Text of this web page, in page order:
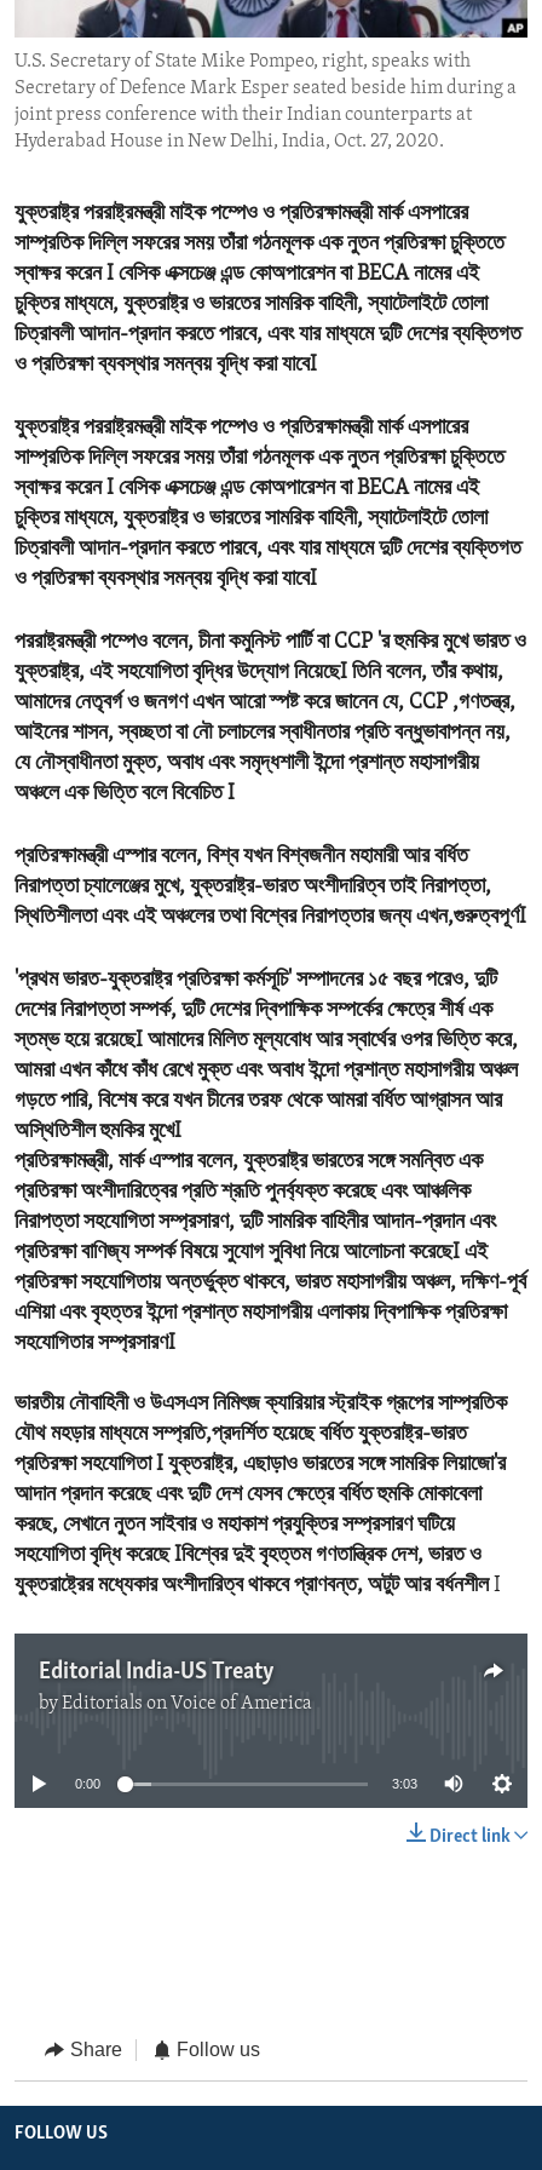
ENVIRONMENT AND HEALTH
IDEALS AND INSTITUTIONS
U.S. Secretary of State Mike Pompeo, right, speaks with
Secretary of Defence Mark Esper seated beside him during a
joint press conference with their Indian counterparts at
Hyderabad House in New Delhi, India, Oct. 27, 2020.
যুক্তরাষ্ট্র পররাষ্ট্রমন্ত্রী মাইক পম্পেও ও প্রতিরক্ষামন্ত্রী মার্ক এসপারের
সাম্প্রতিক দিল্লি সফরের সময় তাঁরা গঠনমূলক এক নুতন প্রতিরক্ষা চুক্তিতে
স্বাক্ষর করেন I বেসিক এক্সচেঞ্জ এন্ড কোঅপারেশন বা BECA নামের এই
চুক্তির মাধ্যমে, যুক্তরাষ্ট্র ও ভারতের সামরিক বাহিনী, স্যাটেলাইটে তোলা
চিত্রাবলী আদান-প্রদান করতে পারবে, এবং যার মাধ্যমে দুটি দেশের ব্যক্তিগত
ও প্রতিরক্ষা ব্যবস্থার সমন্বয় বৃদ্ধি করা যাবেI
যুক্তরাষ্ট্র পররাষ্ট্রমন্ত্রী মাইক পম্পেও ও প্রতিরক্ষামন্ত্রী মার্ক এসপারের
সাম্প্রতিক দিল্লি সফরের সময় তাঁরা গঠনমূলক এক নুতন প্রতিরক্ষা চুক্তিতে
স্বাক্ষর করেনI বেসিক এক্সচেঞ্জ এন্ড কোঅপারেশন বা BECA নামের এই
চুক্তির মাধ্যমে, যুক্তরাষ্ট্র ও ভারতের সামরিক বাহিনী, স্যাটেলাইটে তোলা
চিত্রাবলী আদান-প্রদান করতে পারবে, এবং যার মাধ্যমে দুটি দেশের ব্যক্তিগত
ও প্রতিরক্ষা ব্যবস্থার সমন্বয় বৃদ্ধি করা যাবেI
পররাষ্ট্রমন্ত্রী পম্পেও বলেন, চীনা কমুনিস্ট পার্টি বা CCP 'র হুমকির মুখে ভারত ও
যুক্তরাষ্ট্র, এই সহযোগিতা বৃদ্ধির উদ্যোগ নিয়েছেI তিনি বলেন, তাঁর কথায়,
আমাদের নেতৃবর্গ ও জনগণ এখন আরো স্পষ্ট করে জানেন যে, CCP ,গণতন্ত্র,
আইনেরশাসন, স্বচ্ছতা বা নৌ চলাচলের স্বাধীনতার প্রতি বন্ধুভাবাপন্ন নয়,
যে নৌস্বাধীনতা মুক্ত, অবাধ এবং সমৃদ্ধশালী ইন্দো প্রশান্ত মহাসাগরীয়
অঞ্চলে এক ভিত্তি বলে বিবেচিত I
প্রতিরক্ষামন্ত্রী এস্পার বলেন, বিশ্ব যখন বিশ্বজনীন মহামারী আর বর্ধিত
নিরাপত্তা চ্যালেঞ্জের মুখে, যুক্তরাষ্ট্র-ভারত অংশীদারিত্ব তাই নিরাপত্তা,
স্থিতিশীলতা এবং এই অঞ্চলের তথা বিশ্বের নিরাপত্তার জন্য এখন,গুরুত্বপূর্ণI
'প্রথম ভারত-যুক্তরাষ্ট্র প্রতিরক্ষা কর্মসূচি' সম্পাদনের ১৫ বছর পরেও, দুটি
দেশের নিরাপত্তা সম্পর্ক, দুটি দেশের দ্বিপাক্ষিক সম্পর্কের ক্ষেত্রে শীর্ষ এক
স্তম্ভ হয়ে রয়েছেI আমাদের মিলিত মূল্যবোধ আর স্বার্থের ওপর ভিত্তি করে,
আমরা এখন কাঁধে কাঁধ রেখে মুক্ত এবং অবাধ ইন্দো প্রশান্ত মহাসাগরীয় অঞ্চল
গড়তে পারি, বিশেষ করে যখন চীনের তরফ থেকে আমরা বর্ধিত আগ্রাসন আর
অস্থিতিশীল হুমকির মুখেI
প্রতিরক্ষামন্ত্রী, মার্ক এস্পারবলেন, যুক্তরাষ্ট্র ভারতের সঙ্গে সমন্বিত এক
প্রতিরক্ষা অংশীদারিত্বের প্রতি শ্রূতি পুনর্ব্যক্ত করেছেএবং আঞ্চলিক
নিরাপত্তা সহযোগিতা সম্প্রসারণ, দুটি সামরিক বাহিনীর আদান-প্রদান এবং
প্রতিরক্ষা বাণিজ্য সম্পর্ক বিষয়ে সুযোগ সুবিধা নিয়ে আলোচনা করেছেI এই
প্রতিরক্ষা সহযোগিতায় অন্তর্ভুক্ত থাকবে, ভারত মহাসাগরীয় অঞ্চল, দক্ষিণ-পূর্ব
এশিয়া এবং বৃহত্তর ইন্দো প্রশান্ত মহাসাগরীয় এলাকায় দ্বিপাক্ষিক প্রতিরক্ষা
সহযোগিতার সম্প্রসারণI
ভারতীয় নৌবাহিনী ও উএসএস নিমিৎজ ক্যারিয়ার স্ট্রাইক গ্রূপের সাম্প্রতিক
যৌথ মহড়ার মাধ্যমে সম্প্রতি,প্রদর্শিত হয়েছে বর্ধিত যুক্তরাষ্ট্র-ভারত
প্রতিরক্ষা সহযোগিতা I যুক্তরাষ্ট্র, এছাড়াও ভারতের সঙ্গে সামরিক লিয়াজো'র
আদান প্রদান করেছেএবং দুটি দেশ যেসব ক্ষেত্রেবর্ধিত হুমকি মোকাবেলা
করছে, সেখানে নুতন সাইবার ও মহাকাশ প্রযুক্তির সম্প্রসারণ ঘটিয়ে
সহযোগিতা বৃদ্ধি করেছে Iবিশ্বের দুই বৃহত্তম গণতান্ত্রিক দেশ, ভারত ও
যুক্তরাষ্ট্রের মধ্যেকার অংশীদারিত্ব থাকবে প্রাণবন্ত, অটুট আর বর্ধনশীলI
Editorial India-US Treaty
byEditorials on Voice of America
0:00 3:03
Direct link
Share Follow us
FOLLOW US